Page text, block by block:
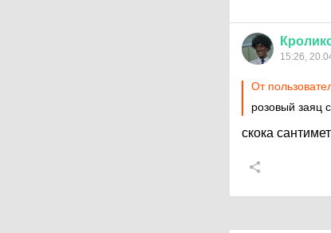
15:26,
От
розовый заяц
скока